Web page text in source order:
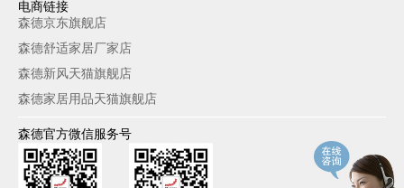
电商链接
森德京东旗舰店
森德舒适家居厂家店
森德新风天猫旗舰店
森德家居用品天猫旗舰店
森德官方微信服务号